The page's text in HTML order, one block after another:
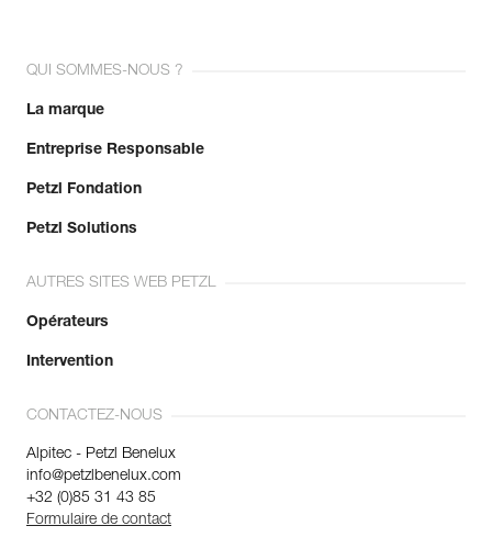
QUI SOMMES-NOUS ?
La marque
Entreprise Responsable
Petzl Fondation
Petzl Solutions
AUTRES SITES WEB PETZL
Opérateurs
Intervention
CONTACTEZ-NOUS
Alpitec - Petzl Benelux
info@petzlbenelux.com
+32 (0)85 31 43 85
Formulaire de contact